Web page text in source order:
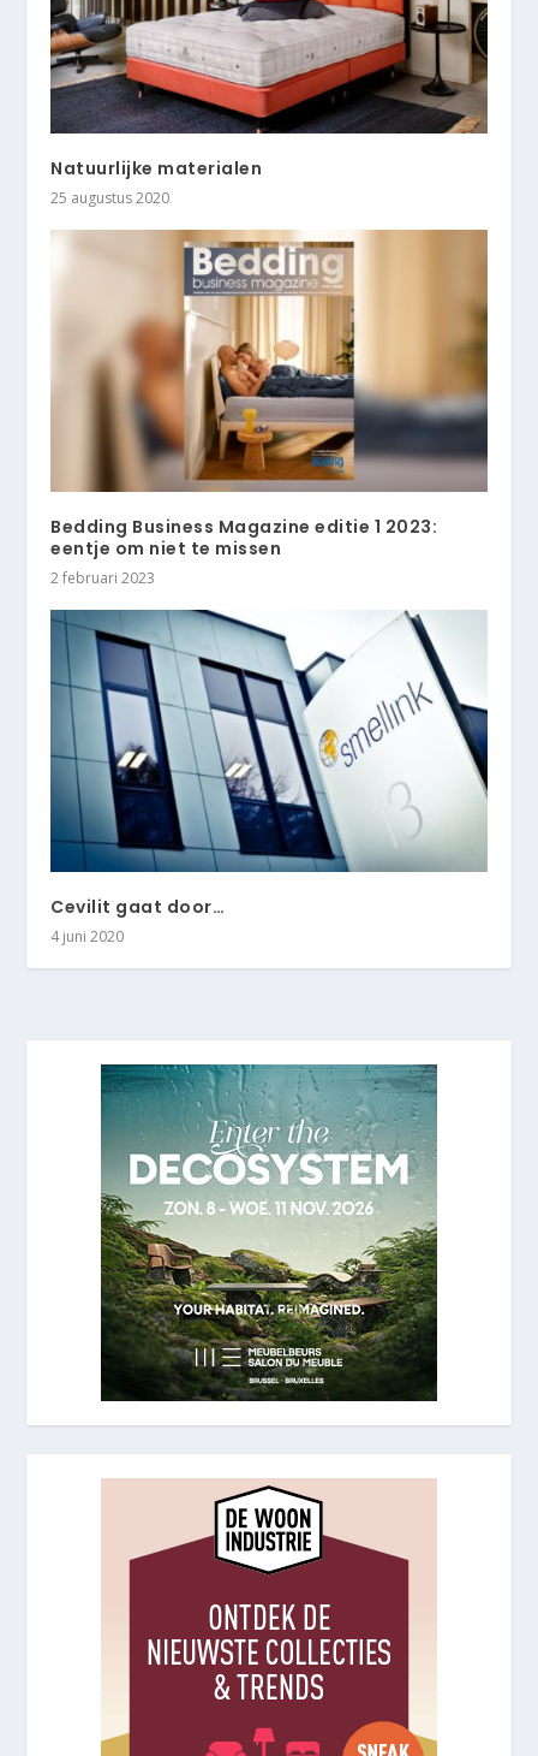
Natuurlijke materialen
25 augustus 2020
Bedding Business Magazine editie 1 2023:
eentje om niet te missen
2 februari 2023
Cevilit gaat door…
4 juni 2020